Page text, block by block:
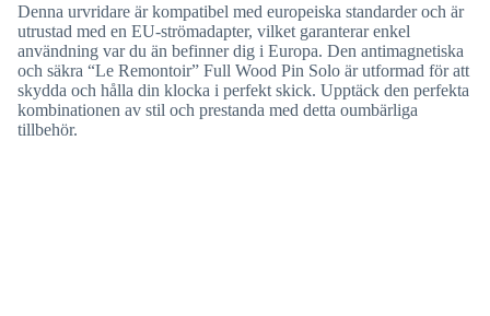
Denna urvridare är kompatibel med europeiska standarder och är
utrustad med en EU-strömadapter, vilket garanterar enkel
användning var du än befinner dig i Europa. Den antimagnetiska
och säkra “Le Remontoir” Full Wood Pin Solo är utformad för att
skydda och hålla din klocka i perfekt skick. Upptäck den perfekta
kombinationen av stil och prestanda med detta oumbärliga
tillbehör.